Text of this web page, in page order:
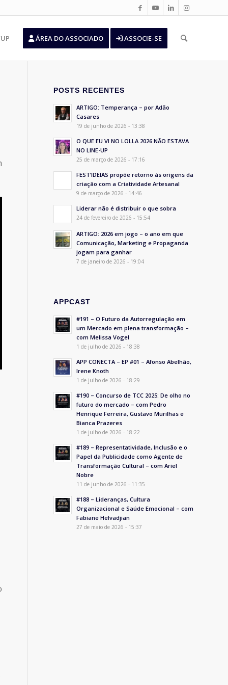
ÁREA DO ASSOCIADO ASSOCIE-SE
POSTS RECENTES
ARTIGO: Temperança – por Adão
Casares
19 de junho de 2026 - 13:38
O QUE EU VI NO LOLLA 2026 NÃO ESTAVA
NO LINE-UP
25 de março de 2026 - 17:16
FEST’IDEIAS propõe retorno às origens da
criação com a Criatividade Artesanal
9 de março de 2026 - 14:46
Liderar não é distribuir o que sobra
24 de fevereiro de 2026 - 15:54
ARTIGO: 2026 em jogo – o ano em que
Comunicação, Marketing e Propaganda
jogam para ganhar
7 de janeiro de 2026 - 19:04
APPCAST
#191 – O Futuro da Autorregulação em
um Mercado em plena transformação –
com Melissa Vogel
1 de julho de 2026 - 18:38
APP CONECTA – EP #01 – Afonso Abelhão,
Irene Knoth
1 de julho de 2026 - 18:29
#190 – Concurso de TCC 2025: De olho no
futuro do mercado – com Pedro
Henrique Ferreira, Gustavo Murilhas e
Bianca Prazeres
1 de julho de 2026 - 18:22
#189 – Representatividade, Inclusão e o
Papel da Publicidade como Agente de
Transformação Cultural – com Ariel
Nobre
11 de junho de 2026 - 11:35
#188 – Lideranças, Cultura
Organizacional e Saúde Emocional – com
Fabiane Helvadjian
27 de maio de 2026 - 15:37